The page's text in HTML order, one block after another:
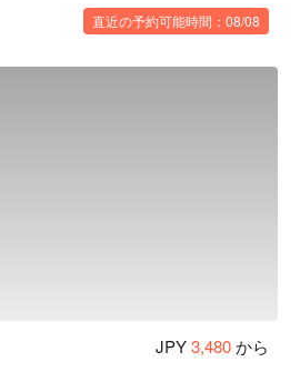
直近の予約可能時間：08/08
JPY3,480から